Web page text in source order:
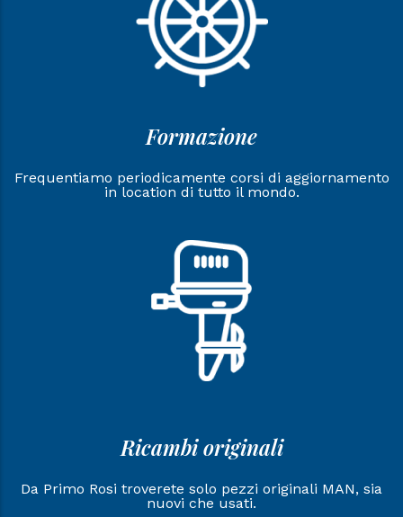
Formazione
Frequentiamo periodicamente corsi di aggiornamento
in location di tutto il mondo.
Ricambi originali
Da Primo Rosi troverete solo pezzi originali MAN, sia
nuovi che usati.